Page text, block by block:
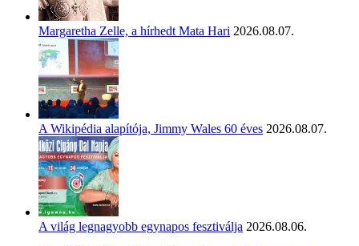
Margaretha Zelle, a hírhedt Mata Hari 2026.08.07.
A Wikipédia alapítója, Jimmy Wales 60 éves 2026.08.07.
A világ legnagyobb egynapos fesztiválja 2026.08.06.